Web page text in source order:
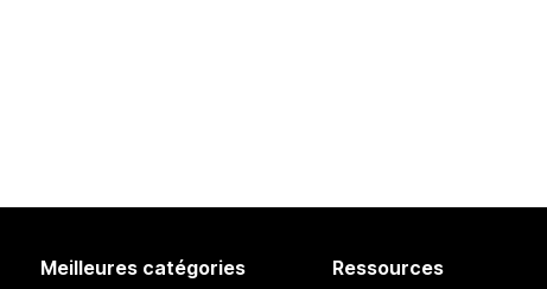
Meilleures catégories Ressources